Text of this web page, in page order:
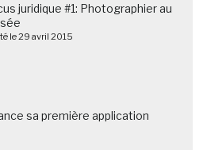
juridique #1: Photographier au
le 29 avril 2015
sa première application